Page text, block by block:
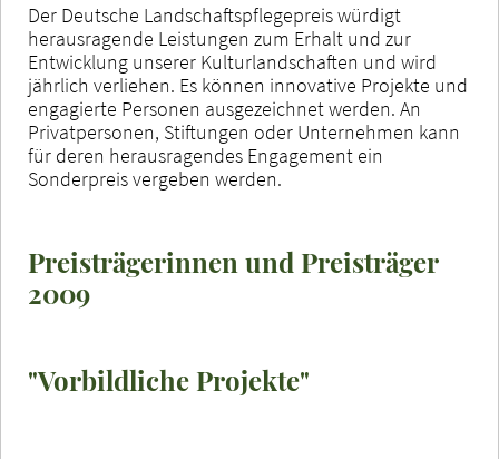
Der Deutsche Landschaftspflegepreis würdigt
herausragende Leistungen zum Erhalt und zur
Entwicklung unserer Kulturlandschaften und wird
jährlich verliehen. Es können innovative Projekte und
engagierte Personen ausgezeichnet werden. An
Privatpersonen, Stiftungen oder Unternehmen kann
für deren herausragendes Engagement ein
Sonderpreis vergeben werden.
Preisträgerinnen und Preisträger
2009
"Vorbildliche Projekte"